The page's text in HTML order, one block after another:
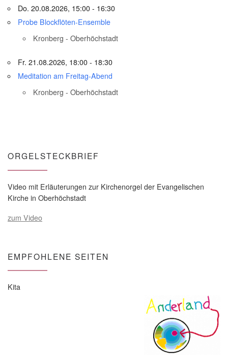
Do. 20.08.2026, 15:00 - 16:30
Probe Blockflöten-Ensemble
Kronberg - Oberhöchstadt
Fr. 21.08.2026, 18:00 - 18:30
Meditation am Freitag-Abend
Kronberg - Oberhöchstadt
ORGELSTECKBRIEF
Video mit Erläuterungen zur Kirchenorgel der Evangelischen
Kirche in Oberhöchstadt
zum Video
EMPFOHLENE SEITEN
Kita